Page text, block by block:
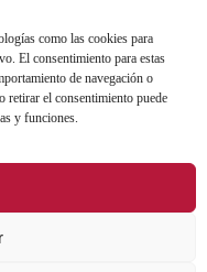
como las cookies para
El consentimiento para estas
de navegación o
retirar el consentimiento puede
y funciones.
DE TRATAMIENTO